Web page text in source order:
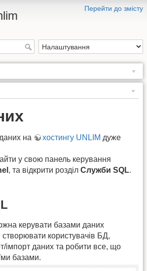
Перейти до змісту
на хостингу UNLIM дуже
у свою панель керування
, та відкрити розділ Служби SQL.
керувати базами даних
користувачів БД,
імпорт даних та робити все, що
базами.